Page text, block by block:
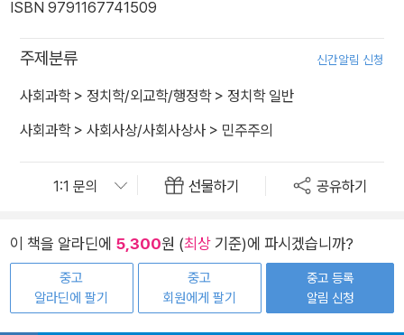
ISBN 9791167741509
주제분류 신간알림 신청
사회과학> 정치학/외교학/행정학> 정치학 일반
사회과학> 사회사상/사회사상사 > 민주주의
선물하기 공유하기
이 책을 알라딘에 5,300원 (최상 기준)에 파시겠습니까?
중고
알라딘에 팔기
중고
회원에게 팔기
중고 등록
알림 신청